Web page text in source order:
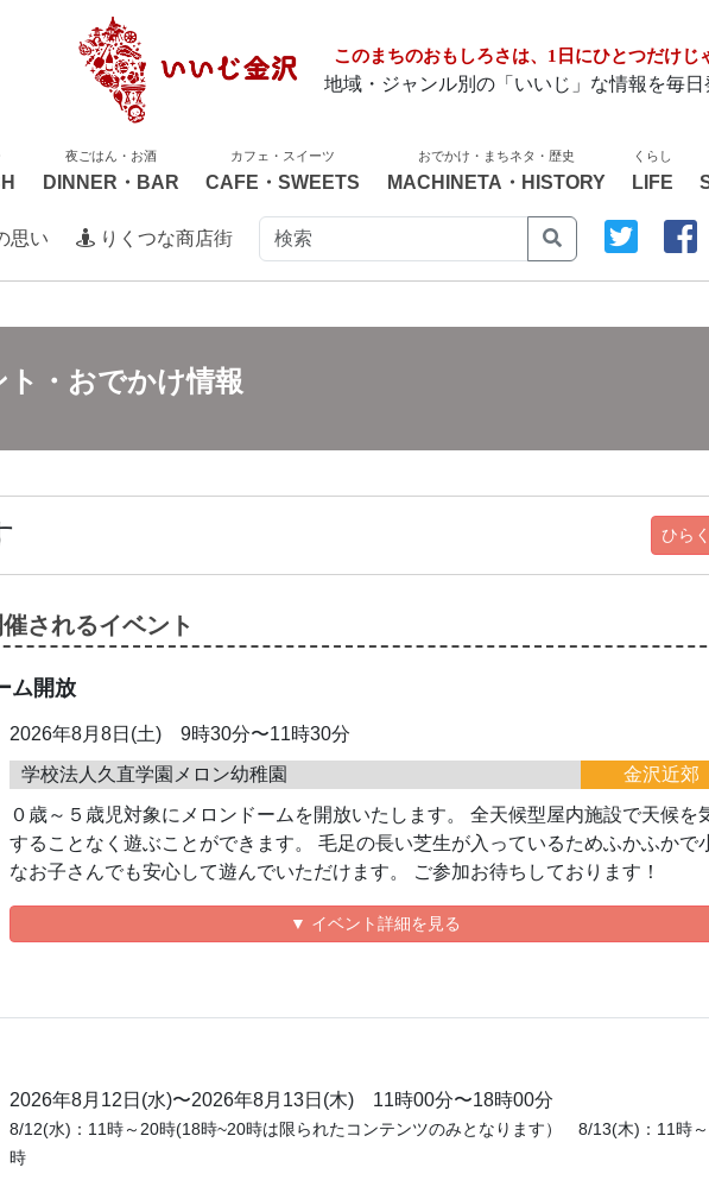
このまちのおもしろさは、1日にひとつだけじ
地域・ジャンル別の「いいじ」な情報を毎日
夜ごはん・お酒
DINNER・BAR
カフェ・スイーツ
CAFE・SWEETS
おでかけ・まちネタ・歴史
MACHINETA・HISTORY
くらし
LIFE
思い りくつな商店街
・おでかけ情報
ひらく
されるイベント
ム開放
2026年8月8日(土) 9時30分〜11時30分
学校法人久直学園メロン幼稚園
金沢近郊
０歳～５歳児対象にメロンドームを開放いたします。 全天候型屋内施設で天候を
することなく遊ぶことができます。 毛足の長い芝生が入っているためふかふかで
なお子さんでも安心して遊んでいただけます。 ご参加お待ちしております！
▼ イベント詳細を見る
2026年8月12日(水)〜2026年8月13日(木) 11時00分〜18時00分
8/12(水)：11時～20時(18時~20時は限られたコンテンツのみとなります） 8/13(木)：11時
時